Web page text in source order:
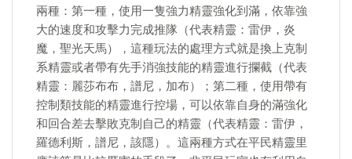
兩種：第一種，使用一隻強力精靈強化到滿，依靠強
大的速度和攻擊力完成推隊（代表精靈：雷伊，炎
魔，聖光天馬），這種玩法的處理方式就是換上克制
系精靈或者帶有先手消強技能的精靈進行攔截（代表
精靈：麗莎布布，譜尼，加布）；第二種，使用帶有
控制類技能的精靈進行控場，可以依靠自身的滿強化
和回合差去擊敗克制自己的精靈（代表精靈：雷伊，
羅德利斯，譜尼，該隱）。這兩種方式在平民精靈里